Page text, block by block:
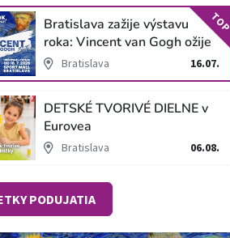
Bratislava zažije výstavu
roka: Vincent van Gogh ožije
v unikátnej imerzívnej šou!
Bratislava 16.07.
TOP
DETSKÉ TVORIVÉ DIELNE v
Eurovea
Bratislava 06.08.
PODUJATIA